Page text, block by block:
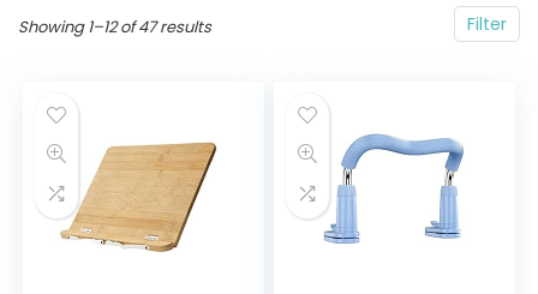
Filter
Showing 1–12 of 47 results